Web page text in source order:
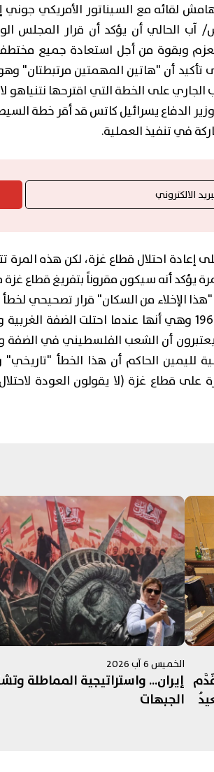
لقائه مع السيناتور الأمريكي جوني
الحالي أن يؤكد أن قرار المجلس
وبقوة من أجل استعادة جميع
أن "هاتين المهمتين مرتبطتان"
على الخطة التي اقترحها نتنياهو
الدفاع يسرائيل كاتس قد أقر خطة
إعادة احتلال قطاع غزة، لكن هذه المرة
يؤكد أنه سيكون مقروناً بتفريغ قطاع
الإخلاء من السكان" قرار تصحيحي
ارتكبته حكومة حزب العمال الإسرائيلية عام 1967 وهي أنها عندما احتلت
أن الشعب الفلسطيني في الضفة
لليمين الحاكم أن هذا الخطأ
قطاع غزة (لا يقولون العودة
الخميس 6 آب 2026
إيران... واستراتيجية المماطلة
الجبهات